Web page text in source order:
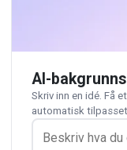
AI-
Skriv inn en idé. Få
automatisk